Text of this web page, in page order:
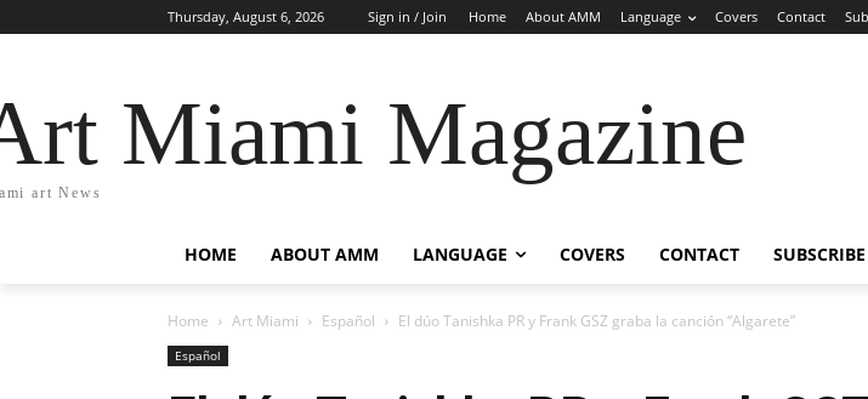
Thursday, August 6, 2026 Sign in / Join Home About AMM Language Covers Contact
Miami Magazine
art News
HOME ABOUT AMM LANGUAGE COVERS CONTACT
Home Art Miami Español El dúo Tanishka PR y Frank GSZ graba la canción “Algarete”
Español